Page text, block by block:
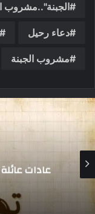
الجبنة"..مشروب
دعاء رحيل
مشروب الجبنة
أبرزها